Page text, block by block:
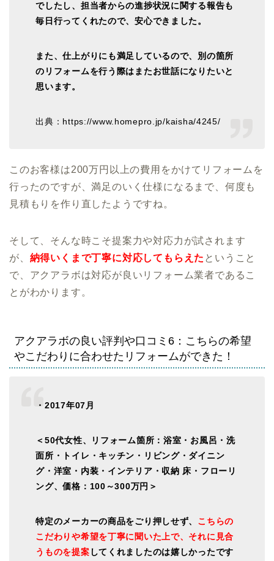
でしたし、担当者からの進捗状況に関する報告も
毎日行ってくれたので、安心できました。
また、仕上がりにも満足しているので、別の箇所
のリフォームを行う際はまたお世話になりたいと
思います。
出典：https://www.homepro.jp/kaisha/4245/
このお客様は200万円以上の費用をかけてリフォームを
行ったのですが、満足のいく仕様になるまで、何度も
見積もりを作り直したようですね。
そして、そんな時こそ提案力や対応力が試されます
が、 納得いくまで丁寧に対応してもらえた ということ
で、アクアラボは対応が良いリフォーム業者であるこ
とがわかります。
アクアラボの良い評判や口コミ6：こちらの希望
やこだわりに合わせたリフォームができた！
・2017年07月
＜50代女性、リフォーム箇所：浴室・お風呂・洗
面所・トイレ・キッチン・リビング・ダイニン
グ・洋室・内装・インテリア・収納 床・フローリ
ング、価格：100～300万円＞
特定のメーカーの商品をごり押しせず、 こちらの
こだわりや希望を丁寧に聞いた上で、それに見合
うものを提案 してくれましたのは嬉しかったです